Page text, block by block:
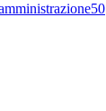
50